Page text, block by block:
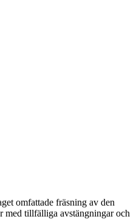
omfattade fräsning av den
med tillfälliga avstängningar och